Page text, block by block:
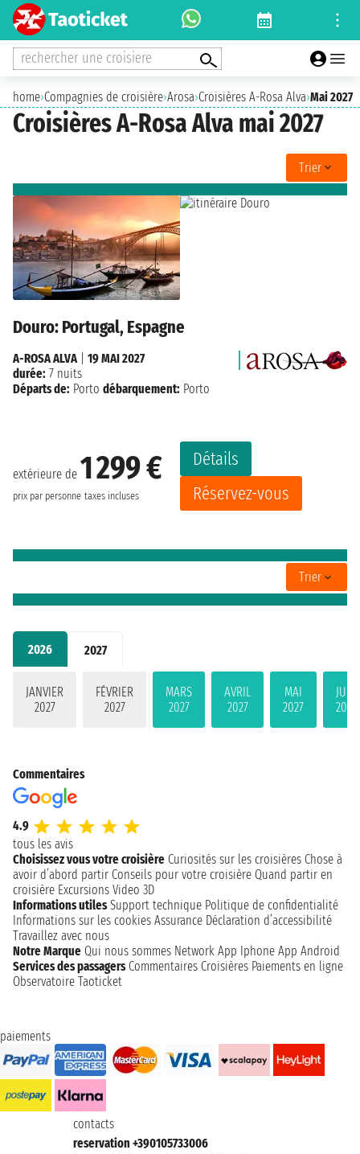
rechercher une croisiere
home›Compagnies de croisière›Arosa›Croisières A-Rosa Alva›Mai 2027
Croisières A-Rosa Alva mai 2027
2026 2027
JANVIER
2027
FÉVRIER
2027
MARS
2027
AVRIL
2027
MAI
2027
JUIN
2027
Trier
Douro: Portugal, Espagne
extérieure de 1 299 €
prix par personne taxes incluses
Détails
Réservez-vous
A-ROSA ALVA
19 MAI 2027
durée: 7 nuits
Départs de: Porto débarquement: Porto
Trier
Commentaires
4.9
tous les avis
Choisissez vous votre croisière Curiosités sur les croisières Chose à
avoir d’abord partir Conseils pour votre croisière Quand partir en
croisière Excursions Video 3D
Informations utiles Support technique Politique de confidentialité
Informations sur les cookies Assurance Déclaration d’accessibilité
Travaillez avec nous
Notre Marque Qui nous sommes Network App Iphone App Android
Services des passagers Commentaires Croisières Paiements en ligne
Observatoire Taoticket
paiements
contacts
reservation +390105733006